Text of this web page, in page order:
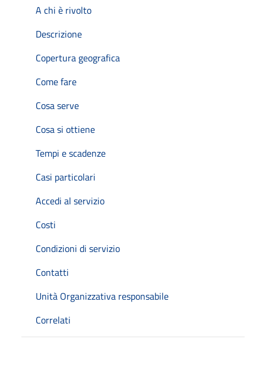
A chi è rivolto
Descrizione
Copertura geografica
Come fare
Cosa serve
Cosa si ottiene
Tempi e scadenze
Casi particolari
Accedi al servizio
Costi
Condizioni di servizio
Contatti
Unità Organizzativa responsabile
Correlati